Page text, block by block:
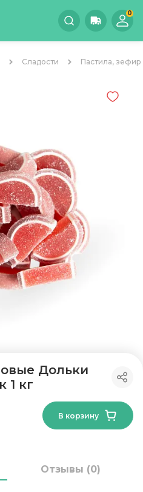
0
Сладости Пастила,
Дольки
1 кг
В корзину
Отзывы (0)